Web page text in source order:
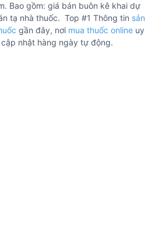
Bao gồm: giá bán buôn kê khai dự
tạ nhà thuốc. Top #1 Thông tin sản
gần đây, nơi mua thuốc online uy
nhật hàng ngày tự động.